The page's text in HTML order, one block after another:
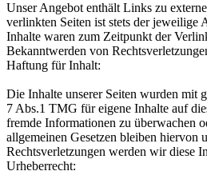
Unser Angebot enthält Links zu
verlinkten Seiten ist stets der
Inhalte waren zum Zeitpunkt der
Bekanntwerden von
Haftung für Inhalt:
Die Inhalte unserer Seiten wurden mit
7 Abs.1 TMG für eigene Inhalte auf
fremde Informationen zu überwachen
allgemeinen Gesetzen bleiben hiervon
Rechtsverletzungen werden wir diese
Urheberrecht: